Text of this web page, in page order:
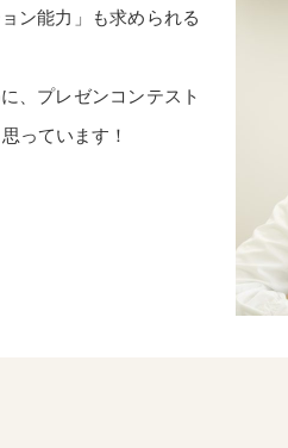
ン能力」も求められる
、プレゼンコンテスト
っています！